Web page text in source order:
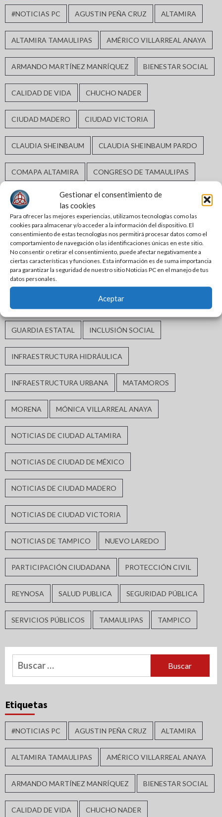
Gestionar el consentimiento de
las cookies
Para ofrecer las mejores experiencias, utilizamos tecnologías como las
cookies para almacenar y/o acceder a la información del dispositivo. El
consentimiento de estas tecnologías nos permitirá procesar datos como el
comportamiento de navegación o las identificaciones únicas en este sitio.
No consentir o retirar el consentimiento, puede afectar negativamente a
ciertas características y funciones. Esta información es de suma importancia
para garantizar la seguridad de nuestro sitio Noticias PC en el manejo de tus
datos personales.
Aceptar
#NOTICIAS PC AGUSTIN PEÑA CRUZ ALTAMIRA
ALTAMIRA TAMAULIPAS AMÉRICO VILLARREAL ANAYA
ARMANDO MARTÍNEZ MANRÍQUEZ BIENESTAR SOCIAL
CALIDAD DE VIDA CHUCHO NADER
CIUDAD MADERO CIUDAD VICTORIA
CLAUDIA SHEINBAUM CLAUDIA SHEINBAUM PARDO
COMAPA ALTAMIRA CONGRESO DE TAMAULIPAS
DERECHOS HUMANOS DESARROLLO ECONÓMICO
DESARROLLO URBANO ELECCIONES2024
ERASMO GONZÁLEZ ROBLEDO
GABRIEL ARCOS ESPINOSA
GOBIERNO DE TAMAULIPAS GOBIERNO MUNICIPAL
GUARDIA ESTATAL INCLUSIÓN SOCIAL
INFRAESTRUCTURA HIDRÁULICA
INFRAESTRUCTURA URBANA MATAMOROS
MORENA MÓNICA VILLARREAL ANAYA
NOTICIAS DE CIUDAD ALTAMIRA
NOTICIAS DE CIUDAD DE MÉXICO
NOTICIAS DE CIUDAD MADERO
NOTICIAS DE CIUDAD VICTORIA
NOTICIAS DE TAMPICO NUEVO LAREDO
PARTICIPACIÓN CIUDADANA PROTECCIÓN CIVIL
REYNOSA SALUD PUBLICA SEGURIDAD PÚBLICA
SERVICIOS PÚBLICOS TAMAULIPAS TAMPICO
Buscar:
Etiquetas
#NOTICIAS PC AGUSTIN PEÑA CRUZ ALTAMIRA
ALTAMIRA TAMAULIPAS AMÉRICO VILLARREAL ANAYA
ARMANDO MARTÍNEZ MANRÍQUEZ BIENESTAR SOCIAL
CALIDAD DE VIDA CHUCHO NADER